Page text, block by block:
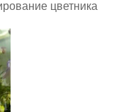
цветника